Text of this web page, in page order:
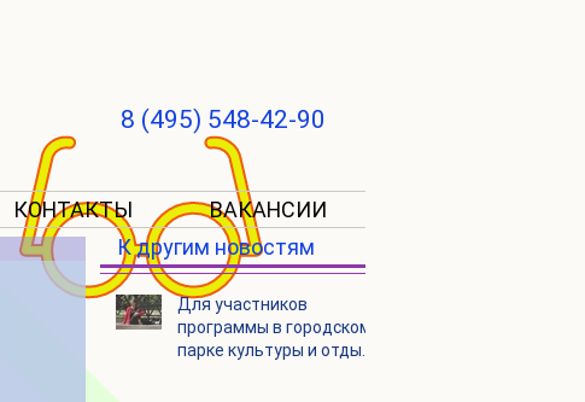
8 (495) 548-42-90
КОНТАКТЫ ВАКАНСИИ
К другим новостям
Для участников
программы в городском
парке культуры и отдыха